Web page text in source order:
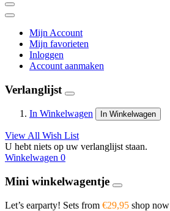
Mijn Account
Mijn favorieten
Inloggen
Account aanmaken
Verlanglijst
In Winkelwagen In Winkelwagen
View All Wish List
U hebt niets op uw verlanglijst staan.
Winkelwagen 0
Mini winkelwagentje
Let’s earparty! Sets from €29,95 shop now